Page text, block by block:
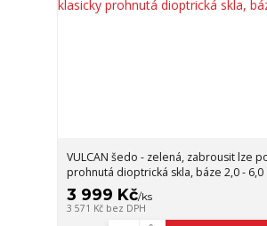
VULCAN šedo - zelená, zabrousit lze
prohnutá dioptrická skla, báze 2,0 - 6,0
3 999 Kč/ks
3 571 Kč bez DPH